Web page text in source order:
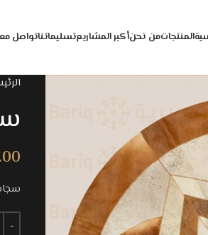
المنتجاتمن نحنأكبر المشاريعتسليماتناتواصل